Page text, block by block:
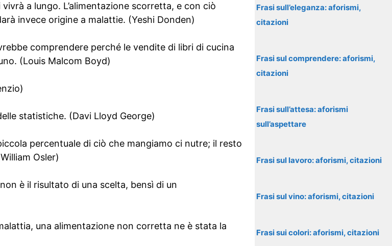
a lungo. L’alimentazione scorretta, e con ciò
invece origine a malattie. (Yeshi Donden)
comprendere perché le vendite di libri di cucina
(Louis Malcom Boyd)
statistiche. (Davi Lloyd George)
percentuale di ciò che mangiamo ci nutre; il resto
Osler)
è il risultato di una scelta, bensì di un
una alimentazione non corretta ne è stata la
Frasi sull’eleganza: aforismi,
citazioni
Frasi sul comprendere: aforismi,
citazioni
Frasi sull’attesa: aforismi
sull’aspettare
Frasi sul lavoro: aforismi, citazioni
Frasi sul vino: aforismi, citazioni
Frasi sui colori: aforismi, citazioni